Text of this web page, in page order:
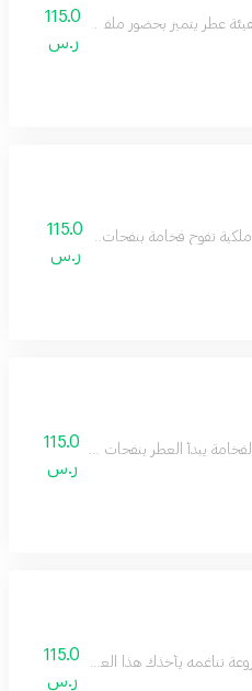
هيئة عطر يتميز بحضور ملفت وفوحان طاغي
115.0
ر.س
تفوح فخامة بنفحات راقية تجمع بين
115.0
ر.س
يبدأ العطر بنفحات اللوز الدافئ
115.0
ر.س
تناغمه يأخذك هذا العطر في رحلة من
115.0
ر.س